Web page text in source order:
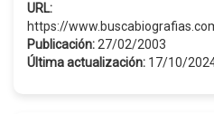
URL:
https://
Publicación: 27/02/2003
Última actualización: 17/10/